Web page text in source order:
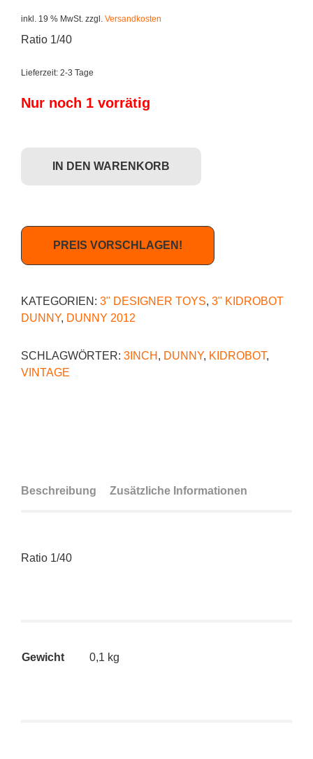
inkl. 19 % MwSt. zzgl. Versandkosten
Ratio 1/40
Lieferzeit: 2-3 Tage
Nur noch 1 vorrätig
IN DEN WARENKORB
PREIS VORSCHLAGEN!
KATEGORIEN: 3" DESIGNER TOYS, 3" KIDROBOT
DUNNY, DUNNY 2012
SCHLAGWÖRTER: 3INCH , DUNNY, KIDROBOT,
VINTAGE
Beschreibung Zusätzliche Informationen
Ratio 1/40
Gewicht 0,1 kg